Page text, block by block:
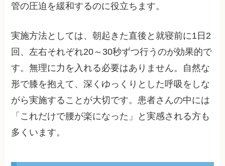
管の圧迫を緩和するのに役立ちます。
実施方法としては、朝起きた直後と就寝前に1日2
回、左右それぞれ20～30秒ずつ行うのが効果的で
す。無理に力を入れる必要はありません。自然な
形で膝を抱えて、深くゆっくりとした呼吸をしな
がら実施することが大切です。患者さんの中には
「これだけで腰が楽になった」と実感される方も
多くいます。